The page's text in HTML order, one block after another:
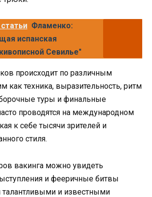
Фламенко:
испанская
Севилье"
происходит по различным
как техника, выразительность, ритм
туры и финальные
проводятся на международном
к себе тысячи зрителей и
стиля.
вакинга можно увидеть
и фееричные битвы
и известными